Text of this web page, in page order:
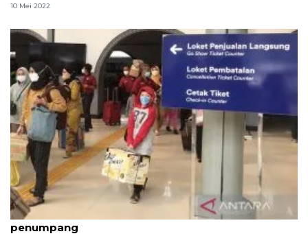
10 Mei 2022
H+7 Lebaran, Daop I Jakarta kedatangan 38.800
penumpang